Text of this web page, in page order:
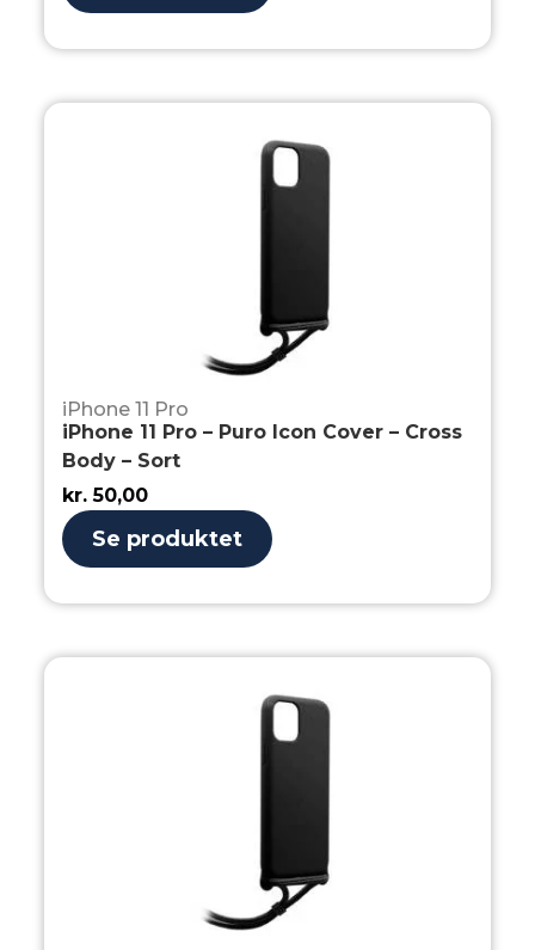
iPhone 11 Pro
iPhone 11 Pro – Puro Icon Cover – Cross
Body – Sort
kr. 50,00
Se produktet